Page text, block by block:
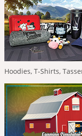
Hoodies, T-Shirts,